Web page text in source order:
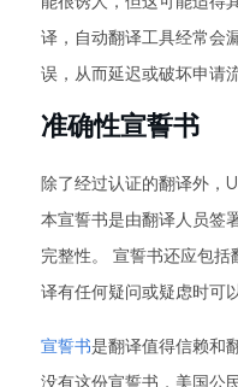
译，自动翻译工具经常会
误，从而延迟或破坏申请流
准确性宣誓书
除了经过认证的翻译外，
本宣誓书是由翻译人员签
完整性。 宣誓书还应包
译有任何疑问或疑虑时可
宣誓书是翻译值得信赖和
没有这份宣誓书，美国公